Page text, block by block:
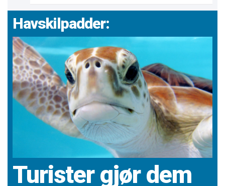
Havskilpadder:
Turister gjør dem